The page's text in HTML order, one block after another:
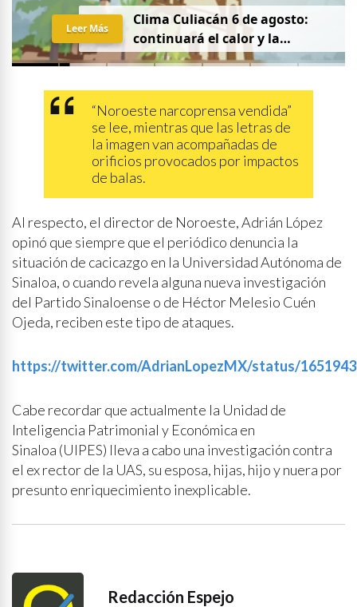
Clima Culiacán 6 de agosto:
continuará el calor y la
probabilidad de lluvia
Leer Más
“Noroeste narcoprensa vendida”
se lee, mientras que las letras de
la imagen van acompañadas de
orificios provocados por impactos
de balas.
Al respecto, el director de Noroeste, Adrián López
opinó que siempre que el periódico denuncia la
situación de cacicazgo en la Universidad Autónoma de
Sinaloa, o cuando revela alguna nueva investigación
del Partido Sinaloense o de Héctor Melesio Cuén
Ojeda, reciben este tipo de ataques.
https://twitter.com/AdrianLopezMX/status/
Cabe recordar que actualmente la Unidad de
Inteligencia Patrimonial y Económica en
Sinaloa (UIPES) lleva a cabo una investigación contra
el ex rector de la UAS, su esposa, hijas, hijo y nuera por
presunto enriquecimiento inexplicable.
Redacción Espejo